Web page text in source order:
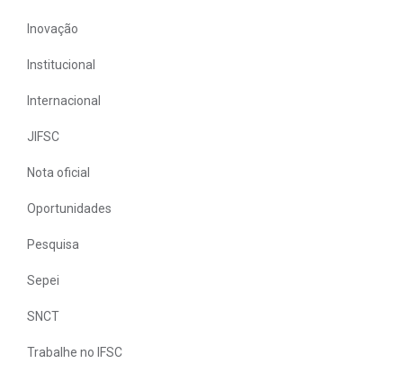
Inovação
Institucional
Internacional
JIFSC
Nota oficial
Oportunidades
Pesquisa
Sepei
SNCT
Trabalhe no IFSC